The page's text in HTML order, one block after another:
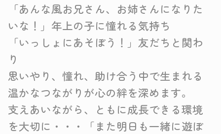
「あんな風お兄さん、お姉さんになりた
いな！」年上の子に憧れる気持ち
「いっしょにあそぼう！」友だちと関わ
り
思いやり、憧れ、助け合う中で生まれる
温かなつながりが心の絆を深めます。
支えあいながら、ともに成長できる環境
を大切に・・・「また明日も一緒に遊ぼ